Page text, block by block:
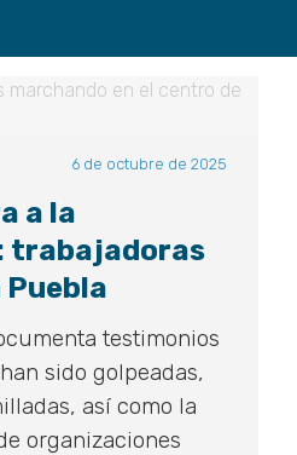
6 de octubre de 2025
a la
trabajadoras
Puebla
testimonios
sido golpeadas,
así como la
organizaciones